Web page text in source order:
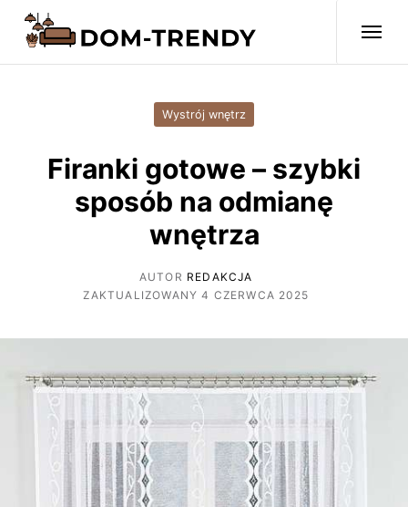
Wystrój wnętrz
Firanki gotowe – szybki
sposób na odmianę
wnętrza
AUTOR REDAKCJA
ZAKTUALIZOWANY 4 CZERWCA 2025